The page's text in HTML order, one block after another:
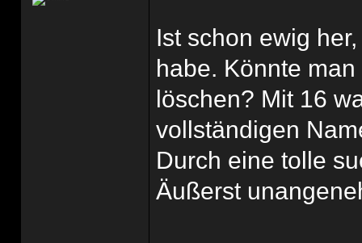
Ist schon ewig
habe. Könnte
löschen? Mit 16
vollständigen
Durch eine tolle
Äußerst